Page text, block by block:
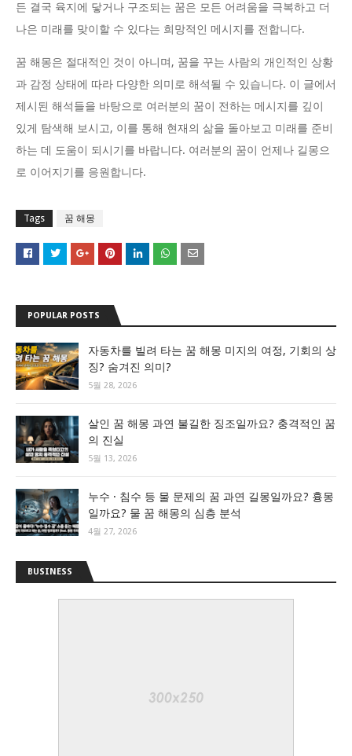
든 결국 육지에 닿거나 구조되는 꿈은 모든 어려움을 극복하고 더
나은 미래를 맞이할 수 있다는 희망적인 메시지를 전합니다.
꿈 해몽은 절대적인 것이 아니며, 꿈을 꾸는 사람의 개인적인 상황
과 감정 상태에 따라 다양한 의미로 해석될 수 있습니다. 이 글에서
제시된 해석들을 바탕으로 여러분의 꿈이 전하는 메시지를 깊이
있게 탐색해 보시고, 이를 통해 현재의 삶을 돌아보고 미래를 준비
하는 데 도움이 되시기를 바랍니다. 여러분의 꿈이 언제나 길몽으
로 이어지기를 응원합니다.
Tags 꿈 해몽
POPULAR POSTS
자동차를 빌려 타는 꿈 해몽 미지의 여정, 기회의 상
징? 숨겨진 의미?
5월 28, 2026
살인 꿈 해몽 과연 불길한 징조일까요? 충격적인 꿈
의 진실
5월 13, 2026
누수 · 침수 등 물 문제의 꿈 과연 길몽일까요? 흉몽
일까요? 물 꿈 해몽의 심층 분석
4월 27, 2026
BUSINESS